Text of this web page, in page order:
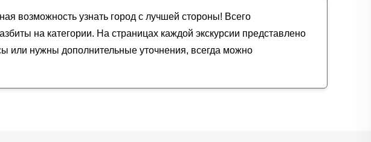
возможность узнать город с лучшей стороны! Всего
на категории. На страницах каждой экскурсии представлено
или нужны дополнительные уточнения, всегда можно